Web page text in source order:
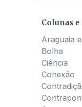
Colunas
Araguaia
Bolha
Ciência
Conexão